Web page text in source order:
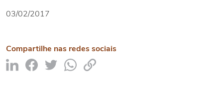
03/02/2017
Compartilhe nas redes sociais